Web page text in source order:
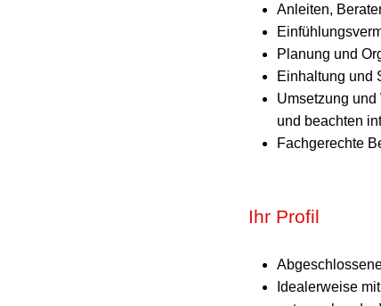
Anleiten,
Planung und
Einhaltung und
Umsetzung
und beachten
Fachgerechte
Ihr Profil
Idealerweise